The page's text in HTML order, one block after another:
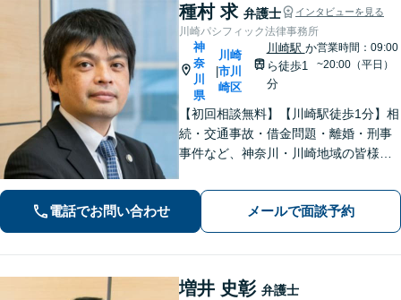
種村 求 弁護士 インタビューを見る
川崎パシフィック法律事務所
神
奈
川
県
|
川崎
市川
崎区
川崎駅 か
ら徒歩1
分
営業時間：09:00
~20:00（平日）
【初回相談無料】【川崎駅徒歩1分】相
続・交通事故・借金問題・離婚・刑事
事件など、神奈川・川崎地域の皆様の
取り組みます。クチコミ・リピーター
の方も多数。お気軽にお問い合わせ下
さい。
電話でお問い合わせ メールで面談予約
増井 史彰 弁護士